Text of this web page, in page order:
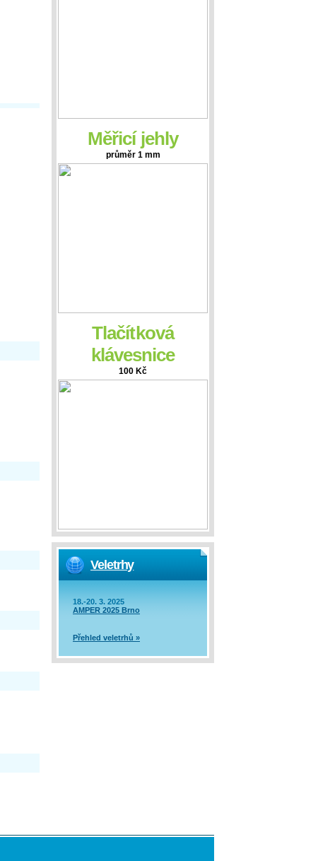
Měřicí jehly
průměr 1 mm
Tlačítková
klávesnice
100 Kč
Veletrhy
18.-20. 3. 2025
AMPER 2025 Brno
Přehled veletrhů »